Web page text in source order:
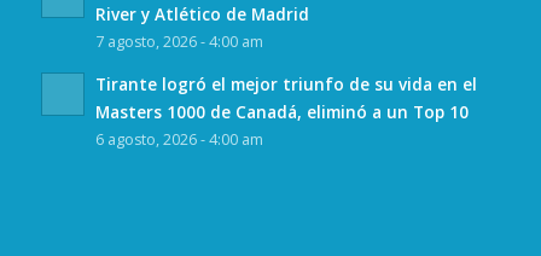
River y Atlético de Madrid
7 agosto, 2026 - 4:00 am
Tirante logró el mejor triunfo de su vida en el
Masters 1000 de Canadá, eliminó a un Top 10
6 agosto, 2026 - 4:00 am